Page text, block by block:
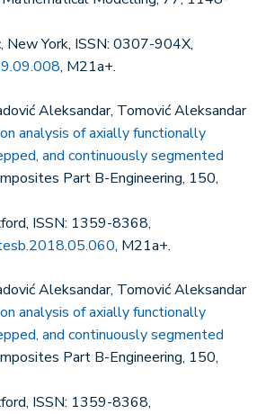
New York, ISSN: 0307-904X,
, M21a+.
Aleksandar, Tomović Aleksandar
analysis of axially functionally
and continuously segmented
Part B-Engineering, 150,
ISSN: 1359-8368,
, M21a+.
Aleksandar, Tomović Aleksandar
analysis of axially functionally
and continuously segmented
Part B-Engineering, 150,
ISSN: 1359-8368,